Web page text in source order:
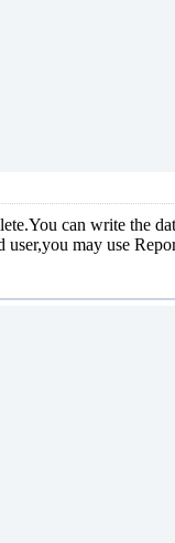
can write the
may use